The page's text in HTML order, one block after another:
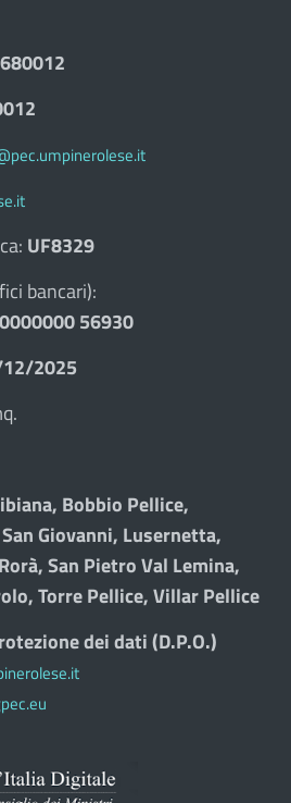
UF8329
bancari):
56930
2025
Bobbio Pellice,
Giovanni, Lusernetta,
San Pietro Val Lemina,
Torre Pellice, Villar Pellice
dei dati (D.P.O.)